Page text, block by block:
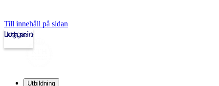
Till innehåll på sidan
kth.se
Logga in
Utbildning